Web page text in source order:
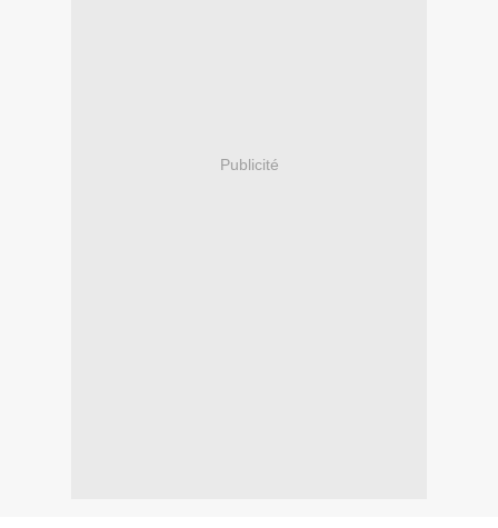
Publicité